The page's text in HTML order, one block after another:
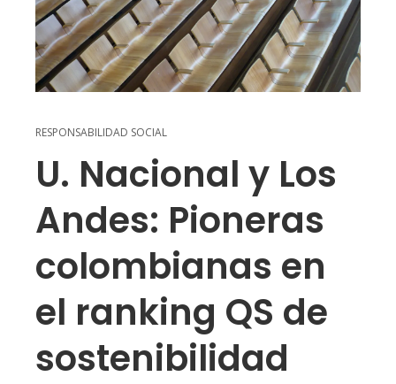
RESPONSABILIDAD SOCIAL
U. Nacional y Los
Andes: Pioneras
colombianas en
el ranking QS de
sostenibilidad